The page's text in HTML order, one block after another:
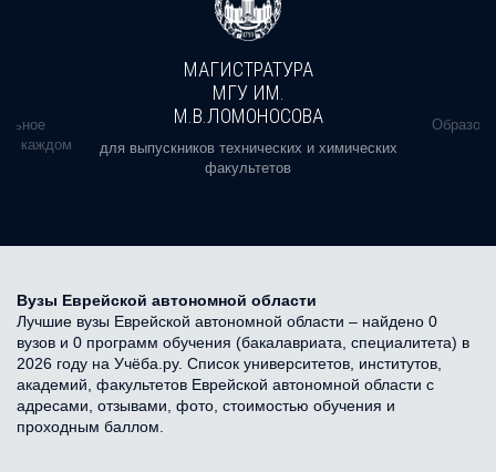
в каждом
МАГИСТРАТУРА
МГУ ИМ.
М.В.ЛОМОНОСОВА
для выпускников технических и химических
факультетов
Вузы Еврейской автономной области
Лучшие вузы Еврейской автономной области – найдено 0
вузов и 0 программ обучения (бакалавриата, специалитета) в
2026 году на Учёба.ру. Список университетов, институтов,
академий, факультетов Еврейской автономной области с
адресами, отзывами, фото, стоимостью обучения и
проходным баллом.